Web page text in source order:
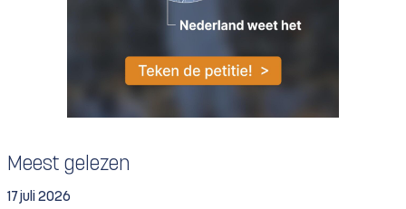
Meest gelezen
17 juli 2026